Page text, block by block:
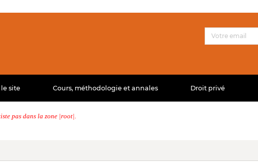
site Cours, méthodologie et annales Droit privé
pas dans la zone |root|.